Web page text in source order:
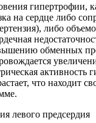
гипертрофии,
на сердце либо
либо
обменных
активность
что находит
левого предсердия